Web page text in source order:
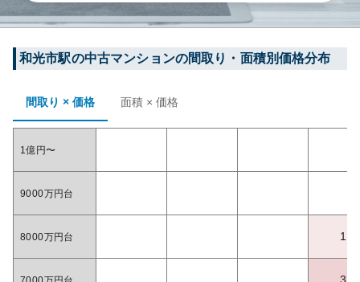
和光市駅の中古マンションの間取り・面積別価格分布
間取り × 価格 面積 × 価格
1億円〜
9000万円台
8000万円台 1